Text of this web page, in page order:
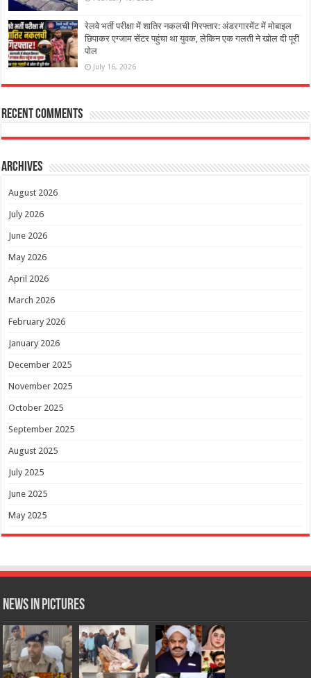
रेलवे भर्ती परीक्षा में शातिर नकलची गिरफ्तार: अंडरगारमेंट में मोबाइल
छिपाकर एग्जाम सेंटर पहुंचा था युवक, लेकिन एक गलती ने खोल दी पूरी
पोल
July 16, 2026
Recent Comments
Archives
August 2026
July 2026
June 2026
May 2026
April 2026
March 2026
February 2026
January 2026
December 2025
November 2025
October 2025
September 2025
August 2025
July 2025
June 2025
May 2025
News in Pictures